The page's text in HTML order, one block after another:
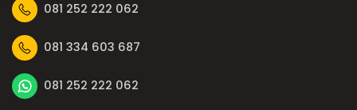
081 252 222 062
081 334 603 687
081 252 222 062